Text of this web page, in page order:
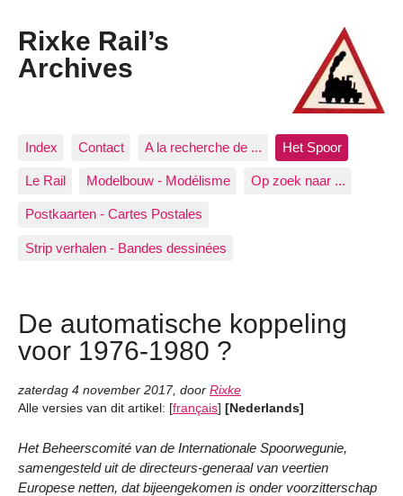
Rixke Rail’s
Archives
Index Contact A la recherche de ... Het Spoor
Le Rail Modelbouw - Modélisme Op zoek naar ...
Postkaarten - Cartes Postales
Strip verhalen - Bandes dessinées
De automatische koppeling
voor 1976-1980 ?
zaterdag 4 november 2017, door Rixke
Alle versies van dit artikel: [français] [Nederlands]
Het Beheerscomité van de Internationale Spoorwegunie,
samengesteld uit de directeurs-generaal van veertien
Europese netten, dat bijeengekomen is onder voorzitterschap